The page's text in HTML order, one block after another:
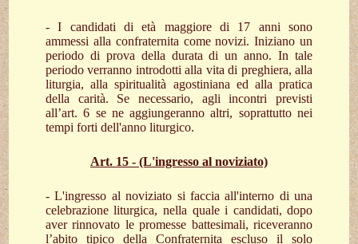
- I candidati di età maggiore di 17 anni sono
ammessi alla confraternita come novizi. Iniziano un
periodo di prova della durata di un anno. In tale
periodo verranno introdotti alla vita di preghiera, alla
liturgia, alla spiritualità agostiniana ed alla pratica
della carità. Se necessario, agli incontri previsti
all’art. 6 se ne aggiungeranno altri, soprattutto nei
tempi forti dell'anno liturgico.
Art. 15 - (L'ingresso al noviziato)
- L'ingresso al noviziato si faccia all'interno di una
celebrazione liturgica, nella quale i candidati, dopo
aver rinnovato le promesse battesimali, riceveranno
l’abito tipico della Confraternita escluso il solo